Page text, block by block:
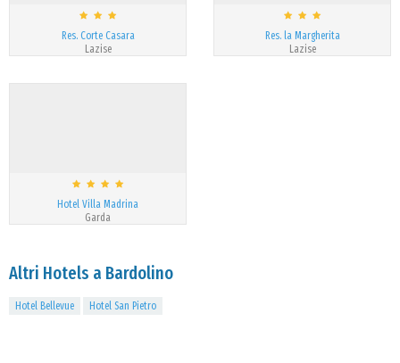
Res. Corte Casara
Lazise
Res. la Margherita
Lazise
Hotel Villa Madrina
Garda
Altri Hotels a Bardolino
Hotel Bellevue Hotel San Pietro